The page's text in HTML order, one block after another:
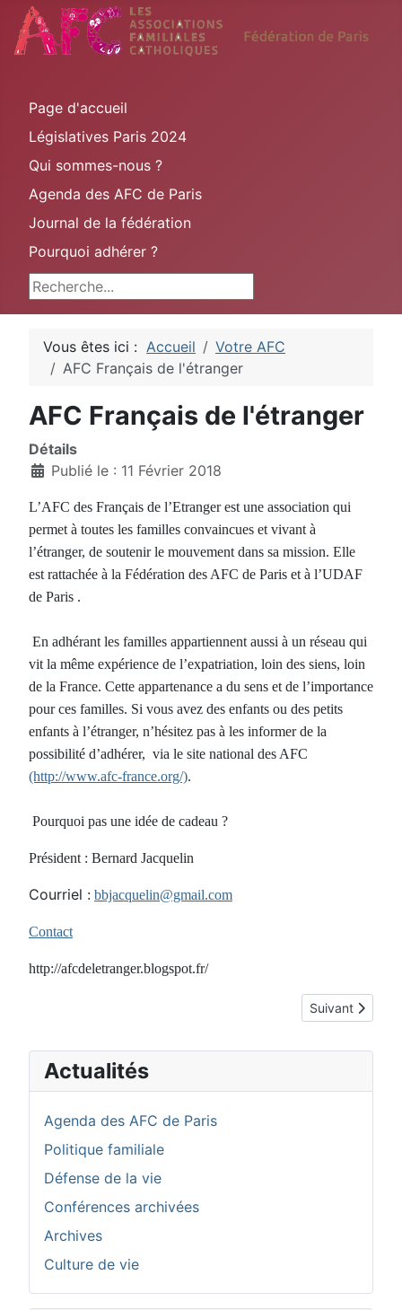
Page d'accueil
Législatives Paris 2024
Qui sommes-nous ?
Agenda des AFC de Paris
Journal de la fédération
Pourquoi adhérer ?
Rechercher
Vous êtes ici : Accueil
Votre AFC
AFC Français de l'étranger
AFC Français de l'étranger
Détails
Publié le : 11 Février 2018
L’AFC des Français de l’Etranger est une association qui
permet à toutes les familles convaincues et vivant à
l’étranger, de soutenir le mouvement dans sa mission. Elle
est rattachée à la Fédération des AFC de Paris et à l’UDAF
de Paris .
En adhérant les familles appartiennent aussi à un réseau qui
vit la même expérience de l’expatriation, loin des siens, loin
de la France. Cette appartenance a du sens et de l’importance
pour ces familles. Si vous avez des enfants ou des petits
enfants à l’étranger, n’hésitez pas à les informer de la
possibilité d’adhérer, via le site national des AFC
(http://www.afc-france.org/).
Pourquoi pas une idée de cadeau ?
Président : Bernard Jacquelin
Courriel : bbjacquelin@gmail.com
Contact
http://afcdeletranger.blogspot.fr/
Article suivant :
Suivant
Actualités
Agenda des AFC de Paris
Politique familiale
Défense de la vie
Conférences archivées
Archives
Culture de vie